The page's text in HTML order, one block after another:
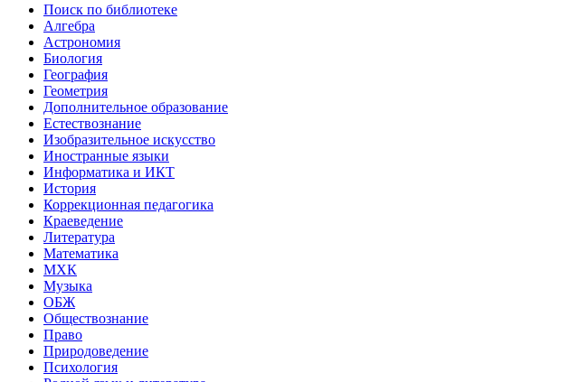
Поиск по библиотеке
Алгебра
Астрономия
Биология
География
Геометрия
Дополнительное образование
Естествознание
Изобразительное искусство
Иностранные языки
Информатика и ИКТ
История
Коррекционная педагогика
Краеведение
Литература
Математика
МХК
Музыка
ОБЖ
Обществознание
Право
Природоведение
Психология